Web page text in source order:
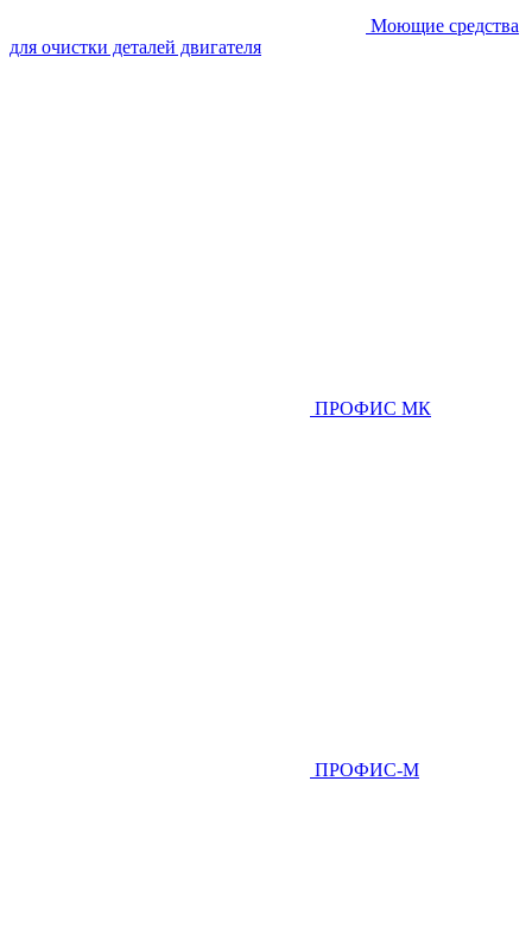
Моющие средства
для очистки деталей двигателя
ПРОФИС МК
ПРОФИС-М